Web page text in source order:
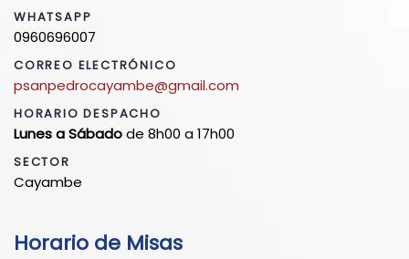
WHATSAPP
0960696007
CORREO ELECTRÓNICO
psanpedrocayambe@gmail.com
HORARIO DESPACHO
Lunes a Sábadode 8h00 a 17h00
SECTOR
Cayambe
Horario de Misas